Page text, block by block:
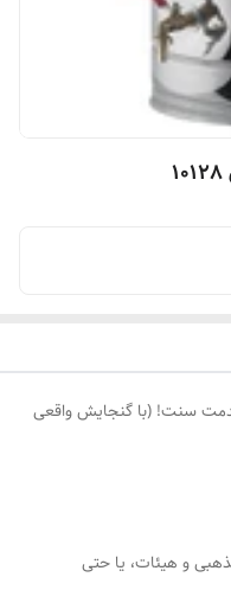
در خدمت سنت! (با گنجایش واقعی
و هیئات، یا حتی